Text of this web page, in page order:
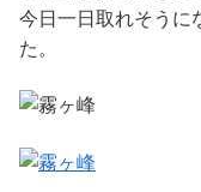
今日一日取れそうに
た。